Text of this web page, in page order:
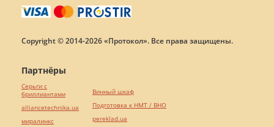
Copyright © 2014-2026 «Протокол». Все права защищены.
Партнёры
Серьги с
бриллиантами
alliancetechnika.ua
миралинкс
Винный шкаф
Подготовка к НМТ / ВНО
pereklad.ua